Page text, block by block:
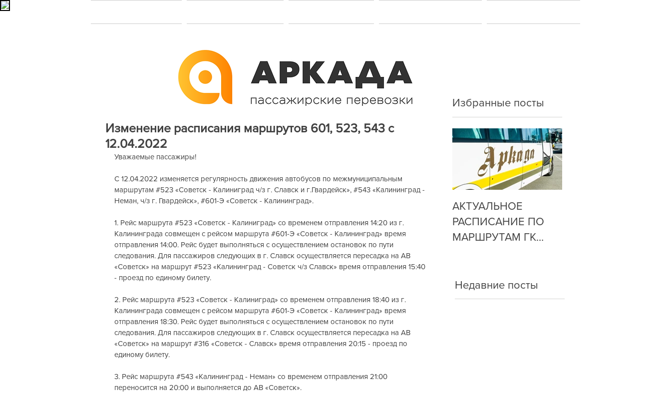
Изменение расписания маршрутов 601, 523, 543 с
12.04.2022
Уважаемые пассажиры!
С 12.04.2022 изменяется регулярность движения автобусов по межмуниципальным
маршрутам #523 «Советск - Калиниград ч/з г. Славск и г.Гвардейск», #543 «Калининград -
Неман, ч/з г. Гвардейск», #601-Э «Советск - Калининград».
1. Рейс маршрута #523 «Советск - Калиниград» со временем отправления 14:20 из г.
Калининграда совмещен с рейсом маршрута #601-Э «Советск - Калининград» время
отправления 14:00. Рейс будет выполняться с осуществлением остановок по пути
следования. Для пассажиров следующих в г. Славск осуществляется пересадка на АВ
«Советск» на маршрут #523 «Калининград - Советск ч/з Славск» время отправления 15:40
- проезд по единому билету.
2. Рейс маршрута #523 «Советск - Калиниград» со временем отправления 18:40 из г.
Калининграда совмещен с рейсом маршрута #601-Э «Советск - Калининград» время
отправления 18:30. Рейс будет выполняться с осуществлением остановок по пути
следования. Для пассажиров следующих в г. Славск осуществляется пересадка на АВ
«Советск» на маршрут #316 «Советск - Славск» время отправления 20:15 - проезд по
единому билету.
3. Рейс маршрута #543 «Калининград - Неман» со временем отправления 21:00
переносится на 20:00 и выполняется до АВ «Советск».
Избранные посты
АКТУАЛЬНОЕ
РАСПИСАНИЕ ПО
МАРШРУТАМ ГК
Недавние посты